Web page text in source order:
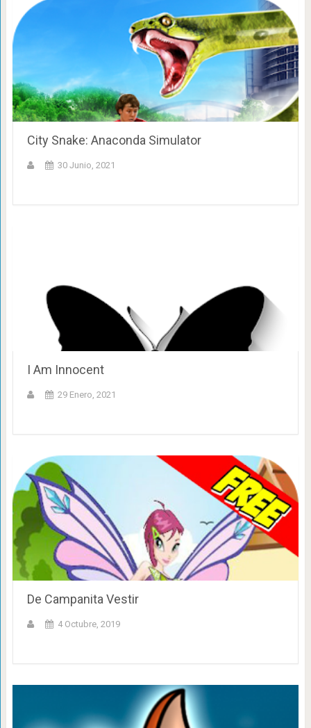
City Snake: Anaconda Simulator
30 Junio, 2021
I Am Innocent
29 Enero, 2021
De Campanita Vestir
4 Octubre, 2019